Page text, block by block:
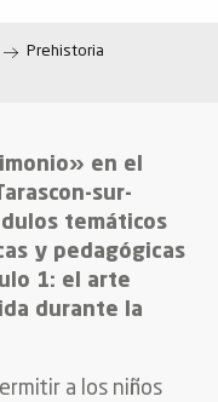
Prehistoria
en el
sur-
temáticos
y pedagógicas
1: el arte
durante la
a los niños